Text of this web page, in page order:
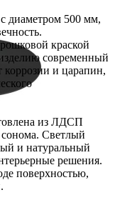
диаметром 500 мм,
краской
современный
и царапин,
из ЛДСП
Светлый
и натуральный
решения.
поверхностью,